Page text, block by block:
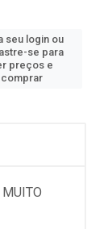
seu login ou
se para
preços e
comprar